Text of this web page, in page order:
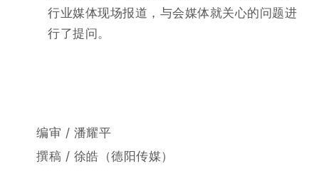
行业媒体现场报道，与会媒体就关心的问题进
行了提问。
编审 / 潘耀平
撰稿 / 徐皓 （德阳传媒）